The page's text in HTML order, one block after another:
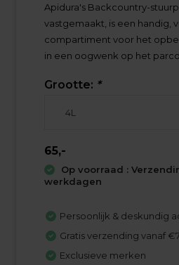
Apidura's Backcountry-
vastgemaakt, is een handig,
compartiment voor het
in een oogwenk op het
Grootte: *
65,-
Op voorraad :
werkdagen
Persoonlijk & deskundig
Gratis verzending vanaf
Exclusieve merken